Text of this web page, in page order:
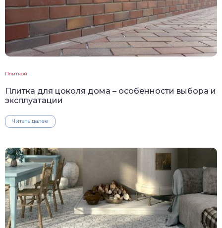
Плиткой
Плитка для цоколя дома – особенности выбора и
эксплуатации
Читать далее